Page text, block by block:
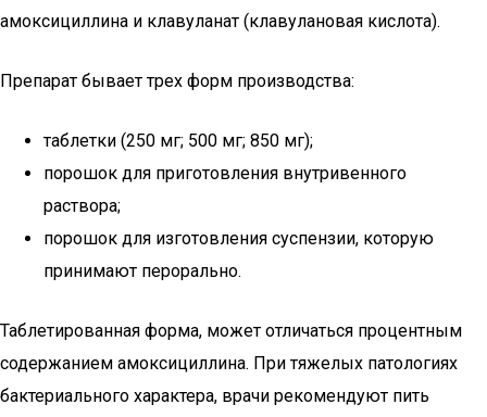
амоксициллина и клавуланат (клавулановая кислота).
Препарат бывает трех форм производства:
таблетки (250 мг; 500 мг; 850 мг);
порошок для приготовления внутривенного
раствора;
порошок для изготовления суспензии, которую
принимают перорально.
Таблетированная форма, может отличаться процентным
содержанием амоксициллина. При тяжелых патологиях
бактериального характера, врачи рекомендуют пить